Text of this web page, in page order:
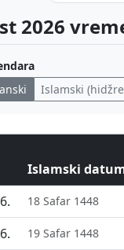
2026
Islamski
Islamski
18 Safar 1448
19 Safar 1448